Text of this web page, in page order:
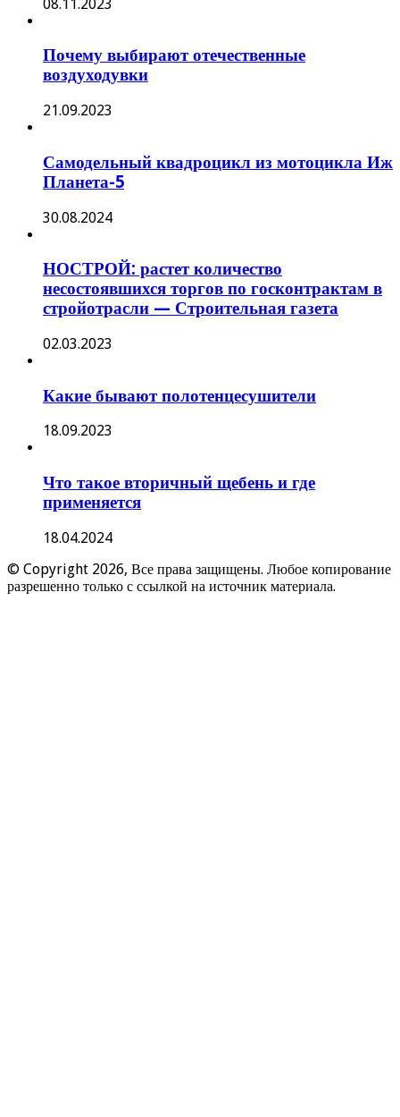
08.11.2023
Почему выбирают отечественные
воздуходувки
21.09.2023
Самодельный квадроцикл из мотоцикла Иж
Планета-5
30.08.2024
НОСТРОЙ: растет количество
несостоявшихся торгов по госконтрактам в
стройотрасли — Строительная газета
02.03.2023
Какие бывают полотенцесушители
18.09.2023
Что такое вторичный щебень и где
применяется
18.04.2024
© Copyright 2026, Все права защищены. Любое копирование
разрешенно только с ссылкой на источник материала.